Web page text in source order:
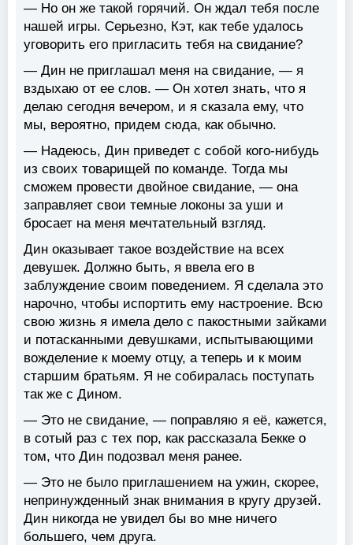
— Но он же такой горячий. Он ждал тебя после
нашей игры. Серьезно, Кэт, как тебе удалось
уговорить его пригласить тебя на свидание?
— Дин не приглашал меня на свидание, — я
вздыхаю от ее слов. — Он хотел знать, что я
делаю сегодня вечером, и я сказала ему, что
мы, вероятно, придем сюда, как обычно.
— Надеюсь, Дин приведет с собой кого-нибудь
из своих товарищей по команде. Тогда мы
сможем провести двойное свидание, — она
заправляет свои темные локоны за уши и
бросает на меня мечтательный взгляд.
Дин оказывает такое воздействие на всех
девушек. Должно быть, я ввела его в
заблуждение своим поведением. Я сделала это
нарочно, чтобы испортить ему настроение. Всю
свою жизнь я имела дело с пакостными зайками
и потасканными девушками, испытывающими
вожделение к моему отцу, а теперь и к моим
старшим братьям. Я не собиралась поступать
так же с Дином.
— Это не свидание, — поправляю я её, кажется,
в сотый раз с тех пор, как рассказала Бекке о
том, что Дин подозвал меня ранее.
— Это не было приглашением на ужин, скорее,
непринужденный знак внимания в кругу друзей.
Дин никогда не увидел бы во мне ничего
большего, чем друга.